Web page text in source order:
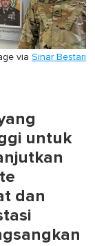
via Sinar Bestari
untuk
dan